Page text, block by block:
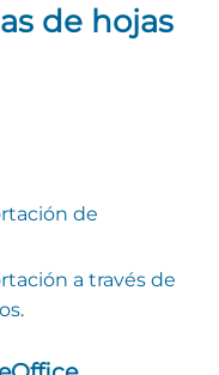
de hojas
de
a través de
.